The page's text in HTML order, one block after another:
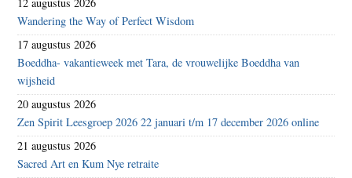
Wandering the Way of Perfect Wisdom
17 augustus 2026
Boeddha- vakantieweek met Tara, de vrouwelijke Boeddha van
wijsheid
20 augustus 2026
Zen Spirit Leesgroep 2026 22 januari t/m 17 december 2026 online
21 augustus 2026
Sacred Art en Kum Nye retraite